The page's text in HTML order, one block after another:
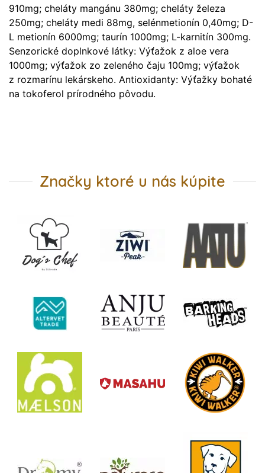
910mg; cheláty mangánu 380mg; cheláty železa
250mg; cheláty medi 88mg, selénmetionín 0,40mg; D-
L metionín 6000mg; taurín 1000mg; L-karnitín 300mg.
Senzorické doplnkové látky: Výťažok z aloe vera
1000mg; výťažok zo zeleného čaju 100mg; výťažok
z rozmarínu lekárskeho. Antioxidanty: Výťažky bohaté
na tokoferol prírodného pôvodu.
Značky ktoré u nás kúpite